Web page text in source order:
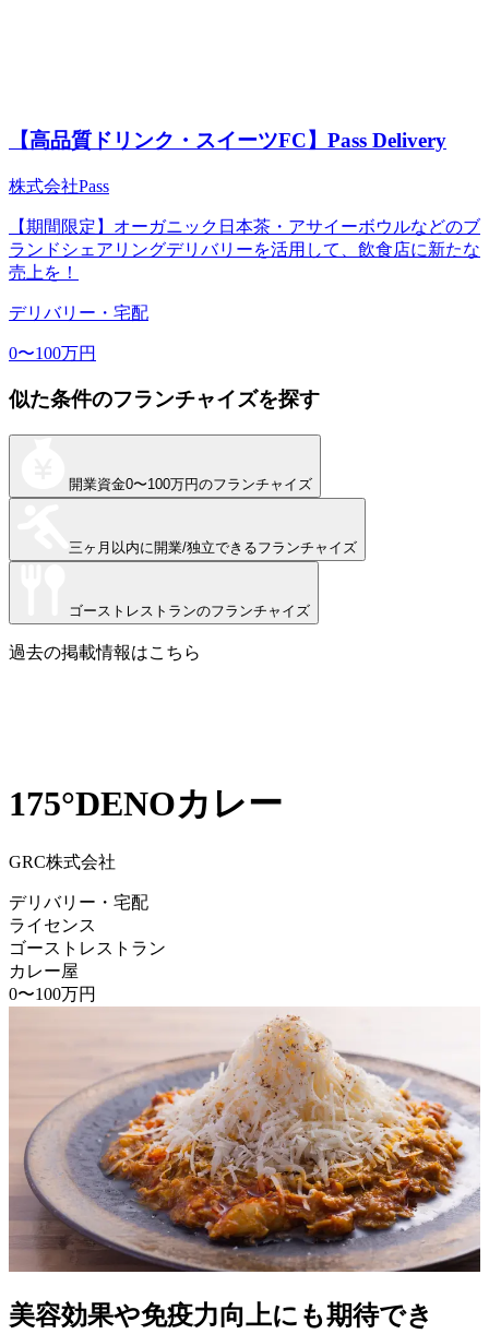
【高品質ドリンク・スイーツFC】Pass Delivery
株式会社Pass
【期間限定】オーガニック日本茶・アサイーボウルなどのブ
ランドシェアリングデリバリーを活用して、飲食店に新たな
売上を！
デリバリー・宅配
0〜100万円
似た条件のフランチャイズを探す
開業資金0〜100万円のフランチャイズ
三ヶ月以内に開業/独立できるフランチャイズ
ゴーストレストランのフランチャイズ
過去の掲載情報はこちら
175°DENOカレー
GRC株式会社
デリバリー・宅配
ライセンス
ゴーストレストラン
カレー屋
0〜100万円
美容効果や免疫力向上にも期待でき